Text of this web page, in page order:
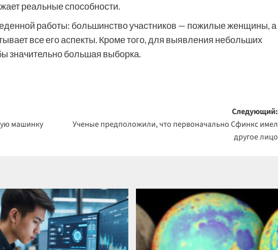
реальные способности.
работы: большинство участников — пожилые женщины, а
все его аспекты. Кроме того, для выявления небольших
значительно большая выборка.
машинку
Следующий:
Ученые предположили, что первоначально Сфинкс имел
другое лицо